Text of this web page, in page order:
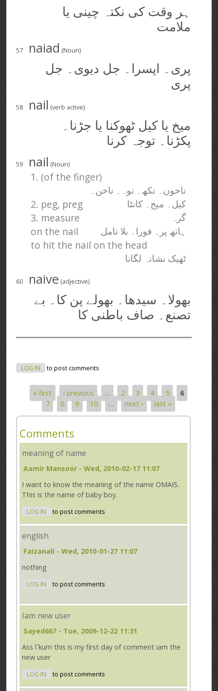
ہر وقت کی نکتہ چینی یا
ملامت
57 naiad (Noun)
پری۔ اپسرا۔ جل دیوی۔ جل
پری
58 nail (verb active)
میخ یا کیل ٹھوکنا یا جڑنا۔
پکڑنا۔ توجہ کرنا
59 nail (Noun)
1. (of the finger)
ناخون۔ نکھ۔ نوہ۔ ناخن۔
2. peg, preg کیل۔ میخ۔ کانٹا
3. measure گرہ
on the nail ہاتھ پر۔ فورا۔ بلا تامل
to hit the nail on the head
ٹھیک نشانہ لگانا
60 naive (adjective)
بھولا۔ سیدھا۔ بھولے پن کا۔ بے
تصنع۔ صاف باطنی کا
LOG IN to post comments
Pages
« first ‹ previous … 2 3 4 5
6
7
8 9 10 … next › last »
Comments
meaning of name
Aamir Mansoor - Wed, 2010-02-17 11:07
I want to know the meaning of the name OMAIS.
This is the name of baby boy.
LOG IN to post comments
english
Faizanali - Wed, 2010-01-27 11:07
nothing
LOG IN to post comments
Iam new user
Sayed667 - Tue, 2009-12-22 11:31
Ass l`kum this is my first day of comment iam the
new user
LOG IN to post comments